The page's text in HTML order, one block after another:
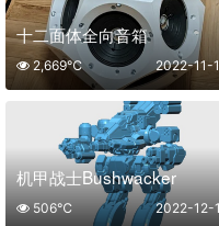
十二面体全向音箱
2022-11-
2,669℃
机甲战士Bushwacker
2022-12-
506℃